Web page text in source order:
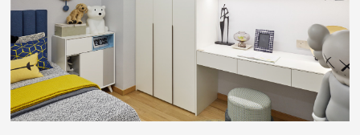
关于我们
发展历程
荣誉资质
生产基地
社会责任
新闻资讯